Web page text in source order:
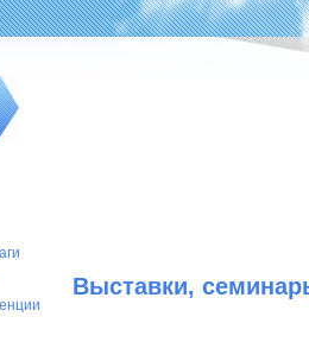
Выставки,